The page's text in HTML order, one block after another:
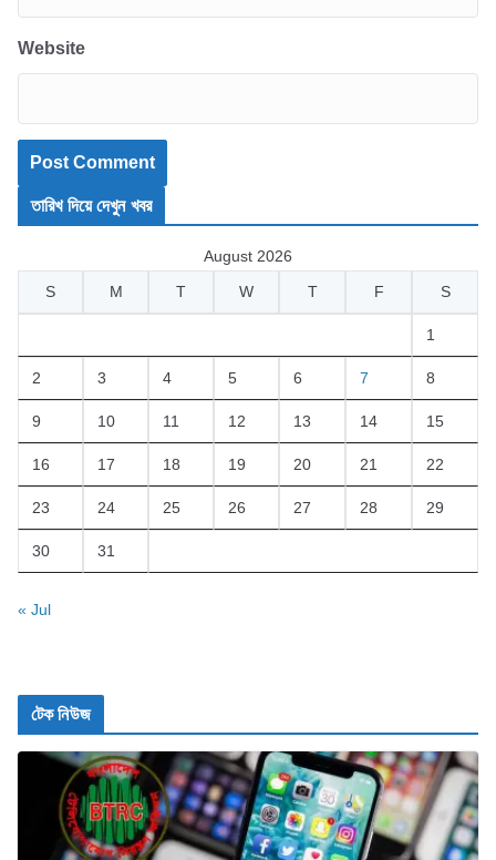
Website
তারিখ দিয়ে দেখুন খবর
August 2026
S
M T W T F S
1
2 3 4 5 6 7 8
9 10 11 12 13 14 15
16 17 18 19 20 21 22
23 24 25 26 27 28 29
30 31
« Jul
টেক নিউজ